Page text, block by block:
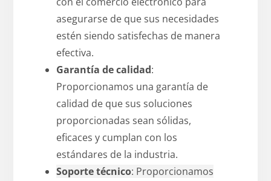
asegurarse de que sus necesidades
estén siendo satisfechas de manera
efectiva.
Garantía de calidad:
Proporcionamos una garantía de
calidad de que sus soluciones
proporcionadas sean sólidas,
eficaces y cumplan con los
estándares de la industria.
Soporte técnico: Proporcionamos